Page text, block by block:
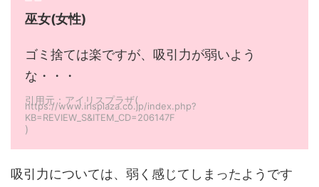
巫女(女性)
ゴミ捨ては楽ですが、吸引力が弱いよう
な・・・
引用元：アイリスプラザ(
https://www.irisplaza.co.jp/index.php?
KB=REVIEW_S&ITEM_CD=206147F
)
吸引力については、弱く感じてしまったようです